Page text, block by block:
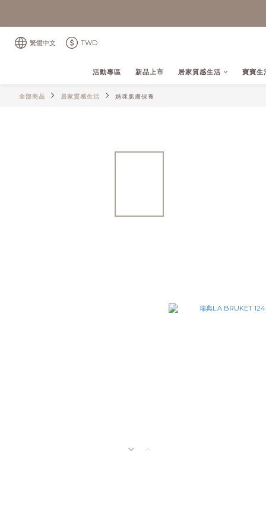
繁體中文 TWD
活動專區 新品上市 居家質感生活 寶寶生
全部商品 居家質感生活 媽咪肌膚保養